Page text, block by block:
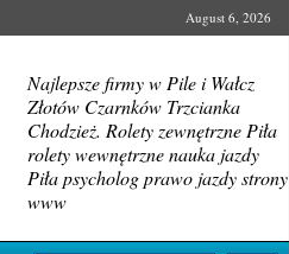
August 6, 2026
Najlepsze firmy w Pile i Wałcz
Złotów Czarnków Trzcianka
Chodzież. Rolety zewnętrzne Piła
rolety wewnętrzne nauka jazdy
Piła psycholog prawo jazdy strony
www